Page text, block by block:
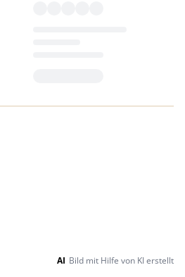
AI Bild mit Hilfe von KI erstellt